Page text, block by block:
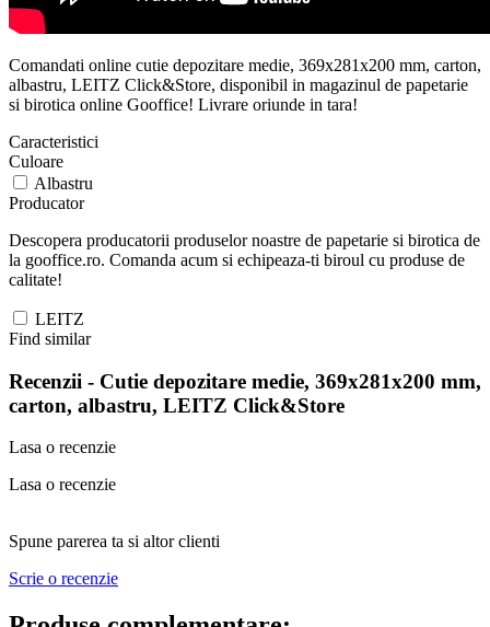
Comandati online cutie depozitare medie, 369x281x200 mm, carton,
albastru, LEITZ Click&Store, disponibil in magazinul de papetarie
si birotica online Gooffice! Livrare oriunde in tara!
Caracteristici
Culoare
Albastru
Producator
Descopera producatorii produselor noastre de papetarie si birotica de
la gooffice.ro. Comanda acum si echipeaza-ti biroul cu produse de
calitate!
LEITZ
Find similar
Recenzii - Cutie depozitare medie, 369x281x200 mm,
carton, albastru, LEITZ Click&Store
Lasa o recenzie
Lasa o recenzie
Spune parerea ta si altor clienti
Scrie o recenzie